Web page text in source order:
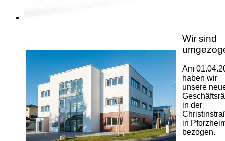
Wir sind
Am
haben wir
unsere
in der
in
bezogen.